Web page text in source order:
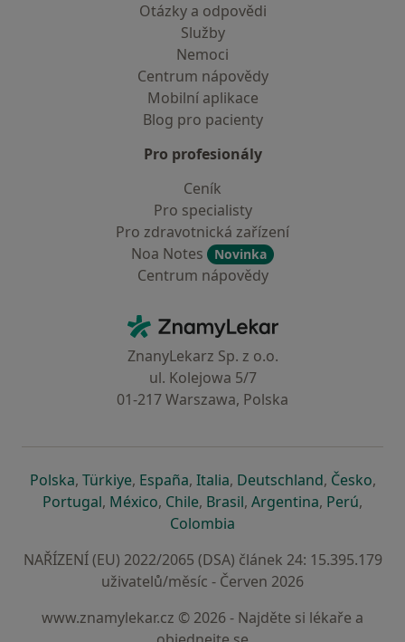
Otázky a odpovědi
Služby
Nemoci
Centrum nápovědy
Mobilní aplikace
Blog pro pacienty
Pro profesionály
Ceník
Pro specialisty
Pro zdravotnická zařízení
Noa Notes
Novinka
Centrum nápovědy
ZnamyLekar - Hlavní stránka
ZnanyLekarz Sp. z o.o.
ul. Kolejowa 5/7
01-217 Warszawa, Polska
Polskase otevře v nové záložce
, Türkiyese otevře v nové záložce
, Españase otevře v nové záložce
, Italiase otevře v nové záložce
, Deutschlandse otevře v
, Českose
,
Portugalse otevře v nové záložce
, Méxicose otevře v nové záložce
, Chilese otevře v nové záložce
, Brasilse otevře v nové
, Argentinase otevře v
, Perúse
,
Colombia
NAŘÍZENÍ (EU) 2022/2065 (DSA) článek 24: 15.395.179
uživatelů/měsíc - Červen 2026
www.znamylekar.cz © 2026 - Najděte si lékaře a